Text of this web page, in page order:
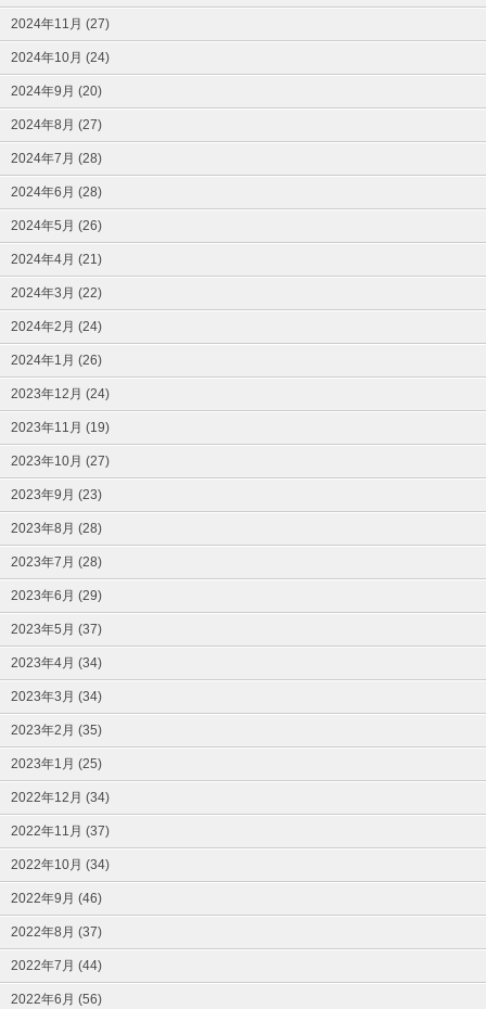
2024年11月 (27)
2024年10月 (24)
2024年9月 (20)
2024年8月 (27)
2024年7月 (28)
2024年6月 (28)
2024年5月 (26)
2024年4月 (21)
2024年3月 (22)
2024年2月 (24)
2024年1月 (26)
2023年12月 (24)
2023年11月 (19)
2023年10月 (27)
2023年9月 (23)
2023年8月 (28)
2023年7月 (28)
2023年6月 (29)
2023年5月 (37)
2023年4月 (34)
2023年3月 (34)
2023年2月 (35)
2023年1月 (25)
2022年12月 (34)
2022年11月 (37)
2022年10月 (34)
2022年9月 (46)
2022年8月 (37)
2022年7月 (44)
2022年6月 (56)